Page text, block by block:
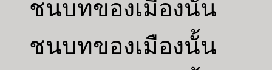
ชนบทของเมืองนั้น ห
ชนบทของเมืองนั้น ห